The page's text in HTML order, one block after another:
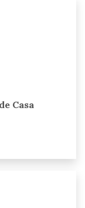
Casa